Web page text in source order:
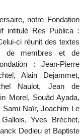
notre Fondation
intitulé Res Publica :
ci réunit des textes
de membres et de
: Jean-Pierre
Alain Dejammet,
Naulot, Jean de
Morel, Souâd Ayada,
Sami Naïr, Joachim Le
Yves Bréchet,
Dedieu et Baptiste